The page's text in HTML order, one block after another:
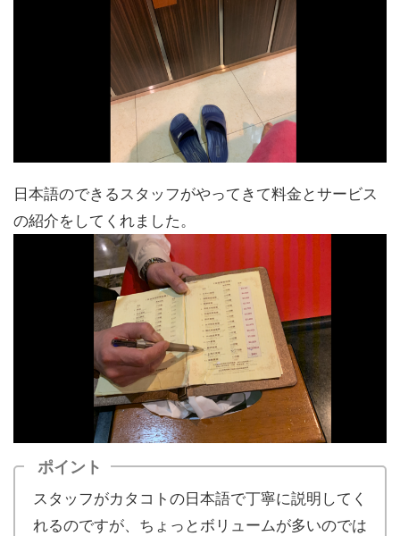
日本語のできるスタッフがやってきて料金とサービス
の紹介をしてくれました。
ポイント
スタッフがカタコトの日本語で丁寧に説明してく
れるのですが、ちょっとボリュームが多いのでは